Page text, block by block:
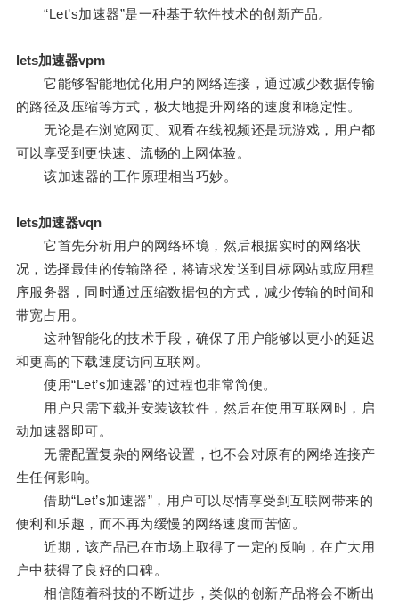
“Let’s加速器”是一种基于软件技术的创新产品。
lets加速器vpm
它能够智能地优化用户的网络连接，通过减少数据传输
的路径及压缩等方式，极大地提升网络的速度和稳定性。
无论是在浏览网页、观看在线视频还是玩游戏，用户都
可以享受到更快速、流畅的上网体验。
该加速器的工作原理相当巧妙。
lets加速器vqn
它首先分析用户的网络环境，然后根据实时的网络状
况，选择最佳的传输路径，将请求发送到目标网站或应用程
序服务器，同时通过压缩数据包的方式，减少传输的时间和
带宽占用。
这种智能化的技术手段，确保了用户能够以更小的延迟
和更高的下载速度访问互联网。
使用“Let’s加速器”的过程也非常简便。
用户只需下载并安装该软件，然后在使用互联网时，启
动加速器即可。
无需配置复杂的网络设置，也不会对原有的网络连接产
生任何影响。
借助“Let’s加速器”，用户可以尽情享受到互联网带来的
便利和乐趣，而不再为缓慢的网络速度而苦恼。
近期，该产品已在市场上取得了一定的反响，在广大用
户中获得了良好的口碑。
相信随着科技的不断进步，类似的创新产品将会不断出